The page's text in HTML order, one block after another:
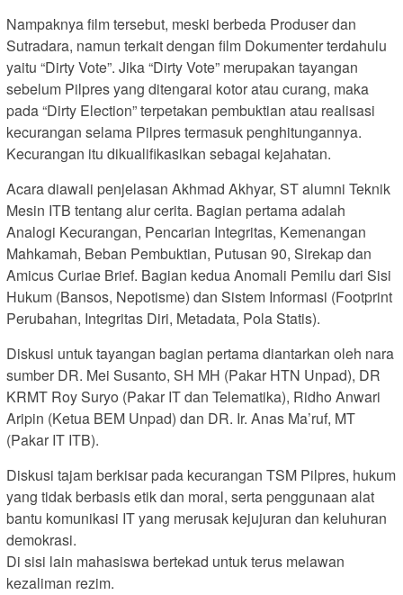
Nampaknya film tersebut, meski berbeda Produser dan
Sutradara, namun terkait dengan film Dokumenter terdahulu
yaitu “Dirty Vote”. Jika “Dirty Vote” merupakan tayangan
sebelum Pilpres yang ditengarai kotor atau curang, maka
pada “Dirty Election” terpetakan pembuktian atau realisasi
kecurangan selama Pilpres termasuk penghitungannya.
Kecurangan itu dikualifikasikan sebagai kejahatan.
Acara diawali penjelasan Akhmad Akhyar, ST alumni Teknik
Mesin ITB tentang alur cerita. Bagian pertama adalah
Analogi Kecurangan, Pencarian Integritas, Kemenangan
Mahkamah, Beban Pembuktian, Putusan 90, Sirekap dan
Amicus Curiae Brief. Bagian kedua Anomali Pemilu dari Sisi
Hukum (Bansos, Nepotisme) dan Sistem Informasi (Footprint
Perubahan, Integritas Diri, Metadata, Pola Statis).
Diskusi untuk tayangan bagian pertama diantarkan oleh nara
sumber DR. Mei Susanto, SH MH (Pakar HTN Unpad), DR
KRMT Roy Suryo (Pakar IT dan Telematika), Ridho Anwari
Aripin (Ketua BEM Unpad) dan DR. Ir. Anas Ma’ruf, MT
(Pakar IT ITB).
Diskusi tajam berkisar pada kecurangan TSM Pilpres, hukum
yang tidak berbasis etik dan moral, serta penggunaan alat
bantu komunikasi IT yang merusak kejujuran dan keluhuran
demokrasi.
Di sisi lain mahasiswa bertekad untuk terus melawan
kezaliman rezim.